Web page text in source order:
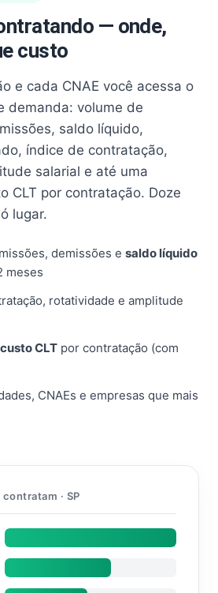
— onde,
custo
e cada CNAE você acessa o
demanda: volume de
saldo líquido,
índice de contratação,
salarial e até uma
CLT por contratação. Doze
lugar.
demissões e saldo líquido
meses
rotatividade e amplitude
custo CLT por contratação (com
CNAEs e empresas que mais
· SP